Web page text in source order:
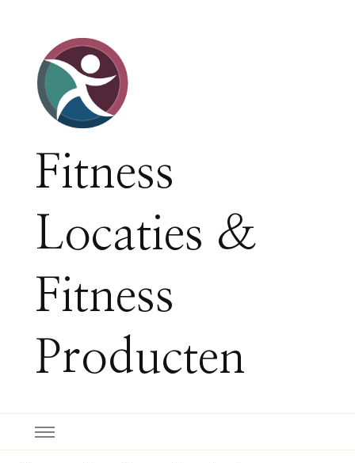
Fitness
Locaties &
Fitness
Producten